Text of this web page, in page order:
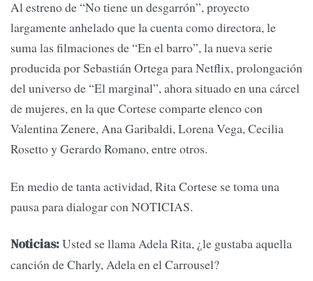
Al estreno de “No tiene un desgarrón”, proyecto
largamente anhelado que la cuenta como directora, le
suma las filmaciones de “En el barro”, la nueva serie
producida por Sebastián Ortega para Netflix, prolongación
del universo de “El marginal”, ahora situado en una cárcel
de mujeres, en la que Cortese comparte elenco con
Valentina Zenere, Ana Garibaldi, Lorena Vega, Cecilia
Rosetto y Gerardo Romano, entre otros.
En medio de tanta actividad, Rita Cortese se toma una
pausa para dialogar con NOTICIAS.
Noticias:Usted se llama Adela Rita, ¿le gustaba aquella
canción de Charly, Adela en el Carrousel?